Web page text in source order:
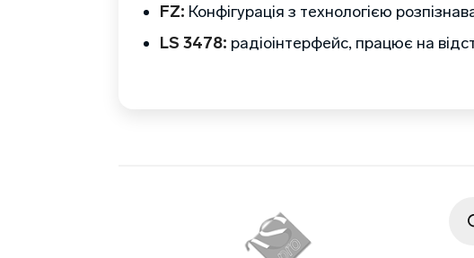
FZ: Конфігурація з технологією
LS 3478: радіоінтерфейс, працює на